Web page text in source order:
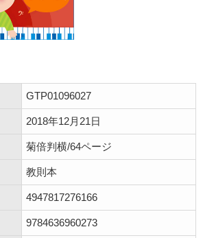
GTP01096027
2018年12月21日
菊倍判横/64ページ
教則本
4947817276166
9784636960273